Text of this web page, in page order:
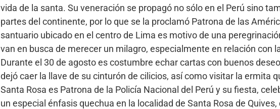
vida de la santa. Su veneración se propagó no sólo en el Perú sino
partes del continente, por lo que se la proclamó Patrona de las
santuario ubicado en el centro de Lima es motivo de una
van en busca de merecer un milagro, especialmente en relación con
Durante el 30 de agosto es costumbre echar cartas con buenos
dejó caer la llave de su cinturón de cilicios, así como visitar la ermita
Santa Rosa es Patrona de la Policía Nacional del Perú y su fiesta,
un especial énfasis quechua en la localidad de Santa Rosa de Quives,